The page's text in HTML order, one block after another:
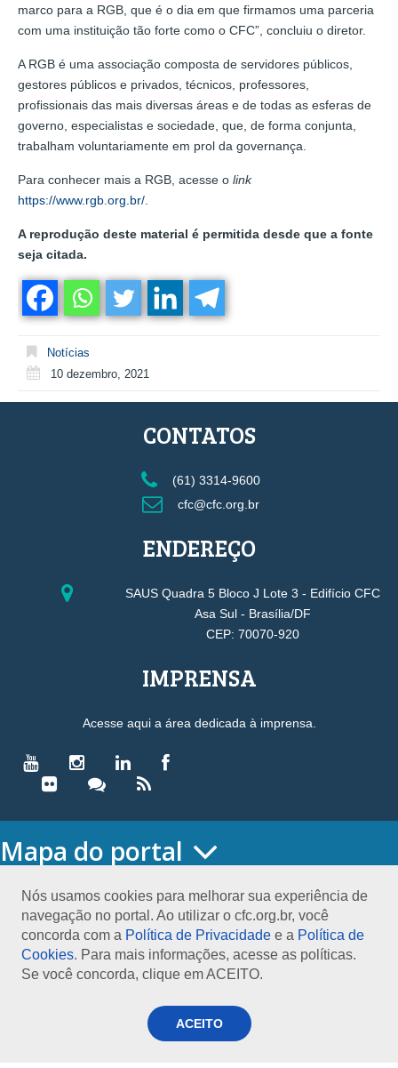
marco para a RGB, que é o dia em que firmamos uma parceria
com uma instituição tão forte como o CFC”, concluiu o diretor.
A RGB é uma associação composta de servidores públicos,
gestores públicos e privados, técnicos, professores,
profissionais das mais diversas áreas e de todas as esferas de
governo, especialistas e sociedade, que, de forma conjunta,
trabalham voluntariamente em prol da governança.
Para conhecer mais a RGB, acesse o link
https://www.rgb.org.br/
A reprodução deste material é permitida desde que a fonte
seja citada.
Notícias
10 dezembro, 2021
Nós usamos cookies para melhorar sua experiência de
navegação no portal. Ao utilizar o cfc.org.br, você
concorda com a Política de Privacidade e a Política de
Cookies. Para mais informações, acesse as políticas.
Se você concorda, clique em ACEITO.
ACEITO
CONTATOS
(61) 3314-9600
cfc@cfc.org.br
ENDEREÇO
SAUS Quadra 5 Bloco J Lote 3 - Edifício CFC
Asa Sul - Brasília/DF
CEP: 70070-920
IMPRENSA
Acesse aqui a área dedicada à imprensa.
Mapa do portal
O CONSELHO
Conselho Diretor
Nossa Sede
Planejamento
Organograma
Presidentes do CFC – Gestões anteriores